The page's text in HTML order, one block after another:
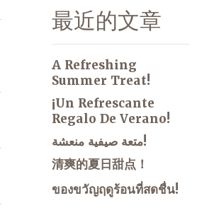
最近的文章
A Refreshing
Summer Treat!
¡Un Refrescante
Regalo De Verano!
متعة صيفية منعشة!
清爽的夏日甜点！
ของขวัญฤดูร้อนที่สดชื่น!